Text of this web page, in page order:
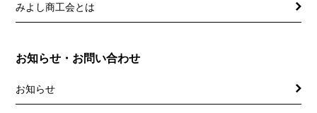
記帳相談指導
労働保険事務委託
設備・運転資金の相談
みよし商工会とは
お知らせ・お問い合わせ
お知らせ